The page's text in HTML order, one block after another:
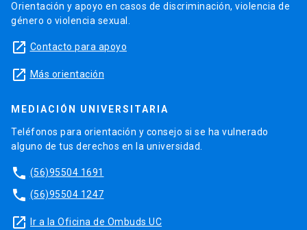
Orientación y apoyo en casos de discriminación, violencia de
género o violencia sexual.
launch Contacto para apoyo
launch Más orientación
MEDIACIÓN UNIVERSITARIA
Teléfonos para orientación y consejo si se ha vulnerado
alguno de tus derechos en la universidad.
phone (56)95504 1691
phone (56)95504 1247
launch Ir a la Oficina de Ombuds UC